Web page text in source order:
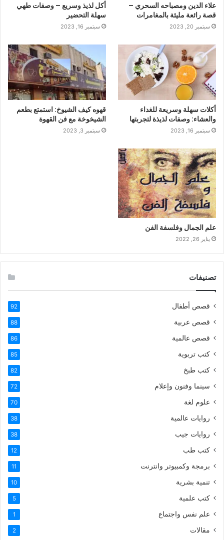
علاء الدين ومصباحه السحري –
قصة رائعة مليئة بالمغامرات
سبتمبر 20, 2023
أكل لذيذ وسريع – وصفات طهي
سهلة التحضير
سبتمبر 16, 2023
أكلات سهلة وسريعة للغداء
والعشاء: وصفات لذيذة لتجربتها
سبتمبر 16, 2023
قهوه كيف الشيوخ: استمتع بطعم
الشيخوخة مع فن القهوة
سبتمبر 3, 2023
علم الجمال وفلسفة الفن
يناير 26, 2022
تصنيفات
قصص أطفال 92
قصص عربية 88
قصص عالمية 86
كتب تربوية 85
كتب طبخ 82
سينما وفنون وإعلام 72
علوم لغة 70
روايات عالمية 38
روايات جيب 38
كتب طب 12
برمجة وكمبيوتر وانترنت 11
تنمية بشرية 10
كتب علمية 5
علم نفس واجتماع 1
مقالات 2